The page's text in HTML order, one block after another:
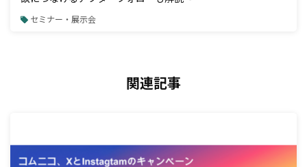
セミナー・展示会
関連記事